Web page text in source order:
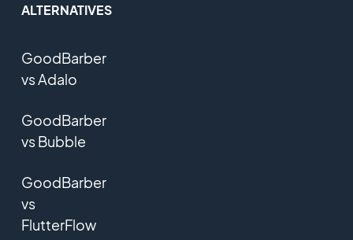
ALTERNATIVES
GoodBarber
vs Adalo
GoodBarber
vs Bubble
GoodBarber
vs
FlutterFlow